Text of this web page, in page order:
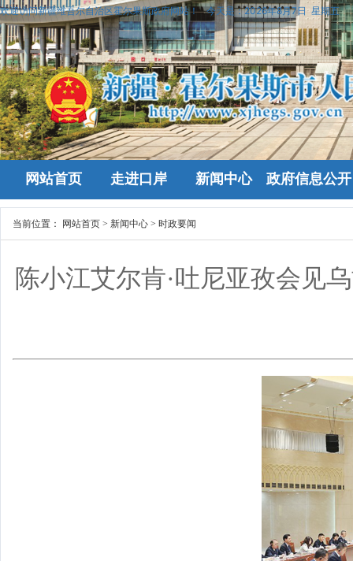
欢迎访问新疆维吾尔自治区霍尔果斯政府网站！ 今天是：2026年8月7日 星期五
网站首页 走进口岸 新闻中心 政府信息公开
当前位置： 网站首页 > 新闻中心 > 时政要闻
陈小江艾尔肯·吐尼亚孜会见